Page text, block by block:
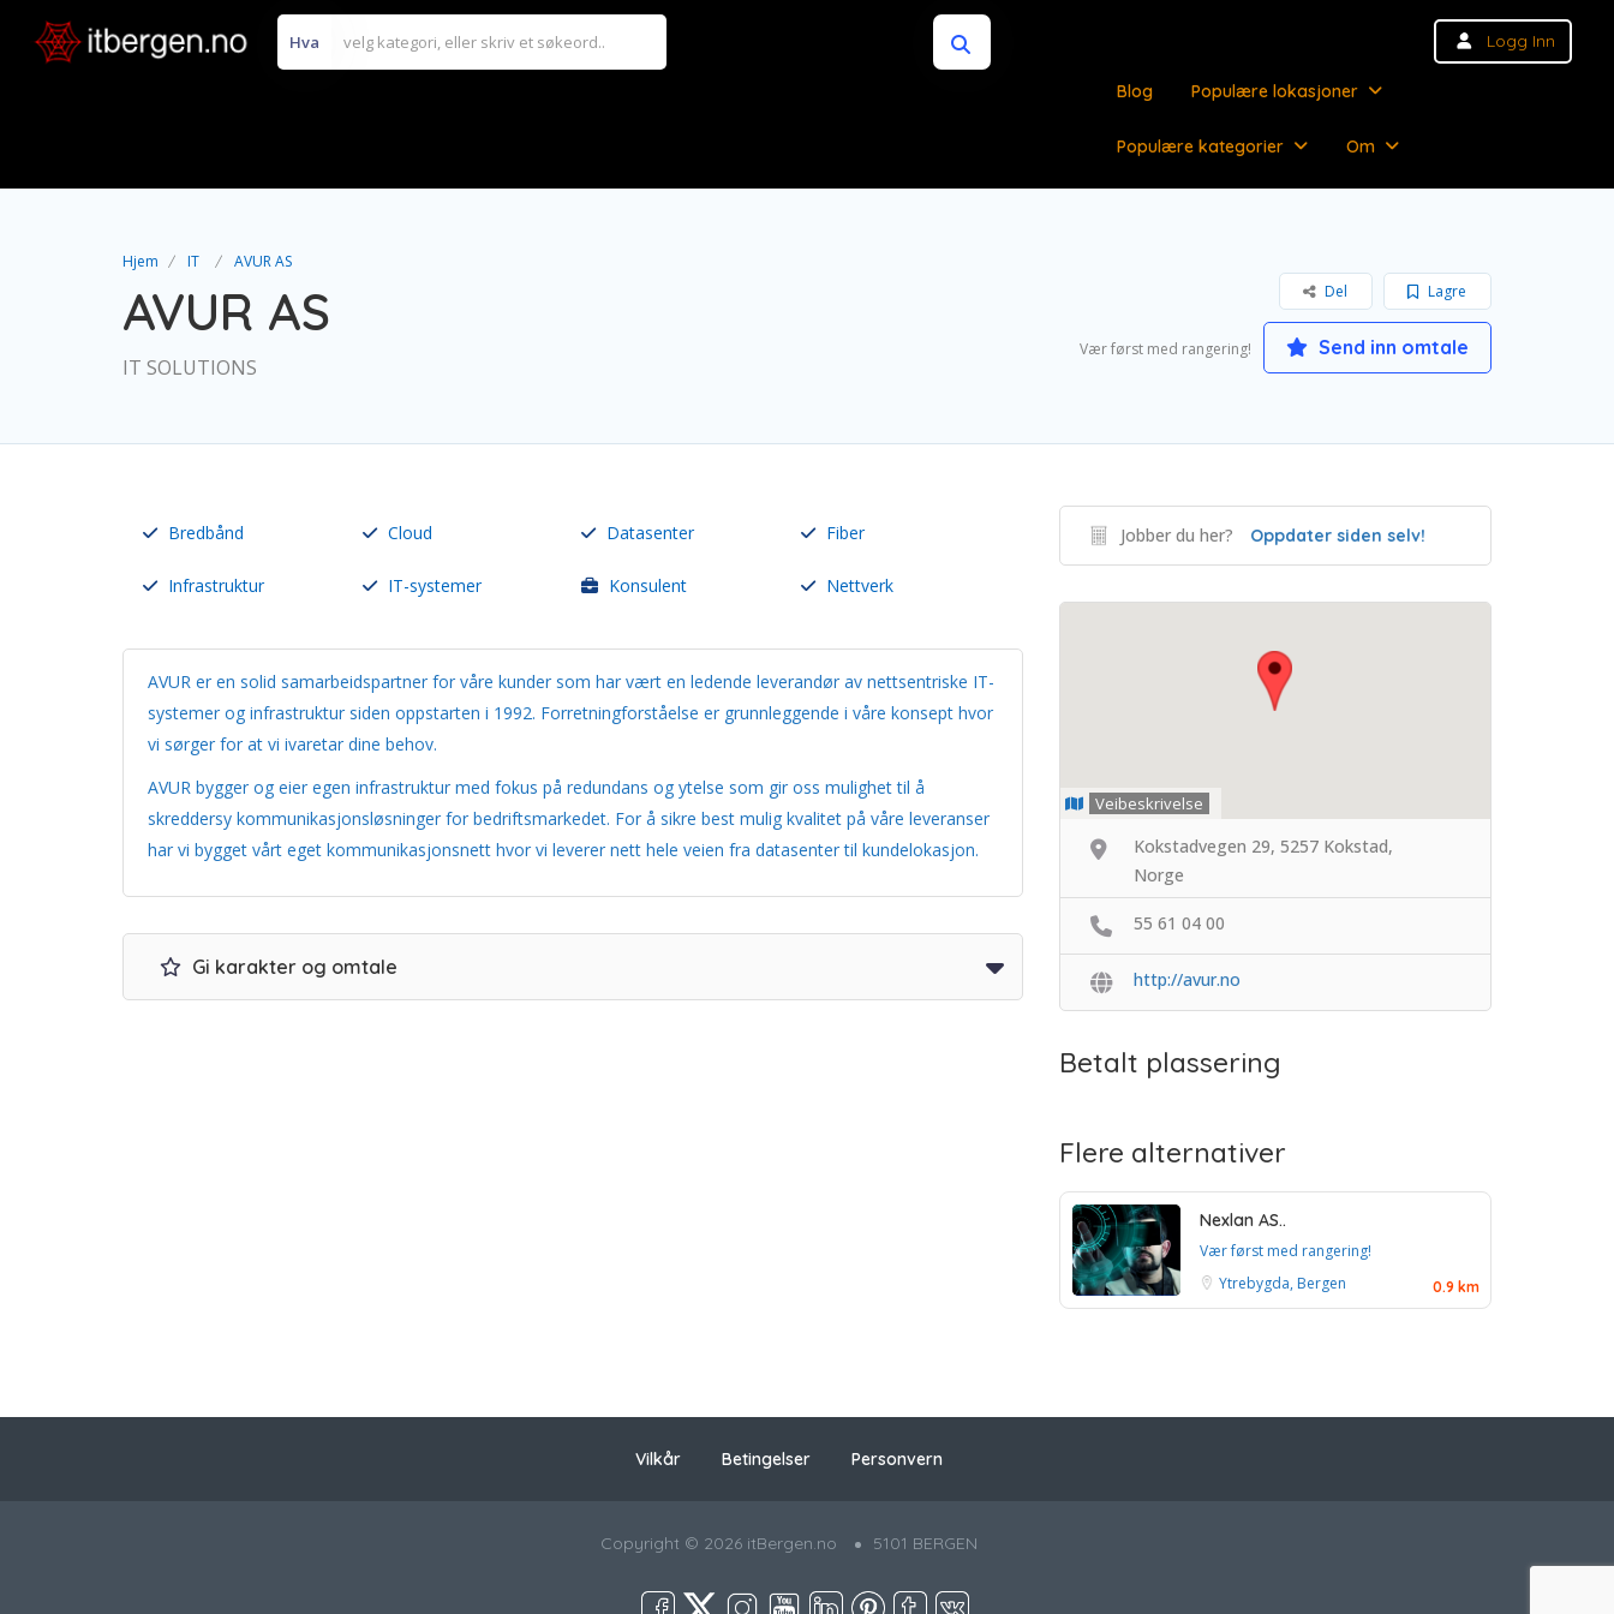
Hva Logg Inn
Blog Populære lokasjoner
Populære kategorier Om
Hjem IT AVUR AS
AVUR AS
IT SOLUTIONS
Lagre
Del
Vær først med rangering! Send inn omtale
Bredbånd Cloud Datasenter Fiber
Infrastruktur IT-systemer Konsulent Nettverk
AVUR er en solid samarbeidspartner for våre kunder som har vært en ledende leverandør av nettsentriske IT-
systemer og infrastruktur siden oppstarten i 1992. Forretningforståelse er grunnleggende i våre konsept hvor
vi sørger for at vi ivaretar dine behov.
AVUR bygger og eier egen infrastruktur med fokus på redundans og ytelse som gir oss mulighet til å
skreddersy kommunikasjonsløsninger for bedriftsmarkedet. For å sikre best mulig kvalitet på våre leveranser
har vi bygget vårt eget kommunikasjonsnett hvor vi leverer nett hele veien fra datasenter til kundelokasjon.
Gi karakter og omtale
Jobber du her? Oppdater siden selv!
Veibeskrivelse
Kokstadvegen 29, 5257 Kokstad,
Norge
55 61 04 00
http://avur.no
Betalt plassering
Flere alternativer
Nexlan AS..
Vær først med rangering!
Ytrebygda, Bergen
0.9 km
Vilkår Betingelser Personvern
Copyright © 2026 itBergen.no 5101 BERGEN